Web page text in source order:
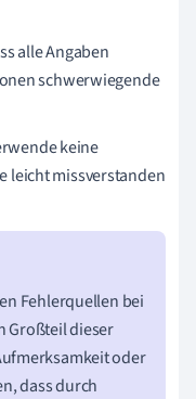
alle Angaben
schwerwiegende
keine
leicht missverstanden
Fehlerquellen bei
Großteil dieser
oder
dass durch